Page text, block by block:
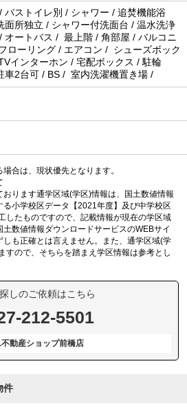
バストイレ別 / シャワー / 追焚機能浴
面所独立 / シャワー付洗面台 / 温水洗浄
オートバス / 最上階 / 角部屋 / バルコニ
ローリング / エアコン / シューズボック
インターホン / 宅配ボックス / 駐輪
車2台可 / BS / 室内洗濯機置き場 /
合は、現状優先となります。
ります通学区域(学区)情報は、国土数値情報
小学校区データ【2021年度】及び中学校区
したものですので、記載情報が現在の学区域
数値情報ダウンロードサービスのWEBサイ
しも正確とは言えません。また、通学区域(学
すので、そちらを踏まえ学区情報は参考とし
しのご依頼はこちら
212-5501
不動産ショップ前橋店
件